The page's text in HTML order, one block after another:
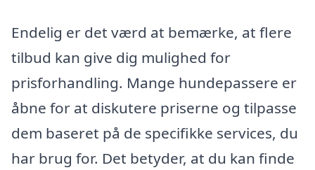
Endelig er det værd at bemærke, at flere
tilbud kan give dig mulighed for
prisforhandling. Mange hundepassere er
åbne for at diskutere priserne og tilpasse
dem baseret på de specifikke services, du
har brug for. Det betyder, at du kan finde